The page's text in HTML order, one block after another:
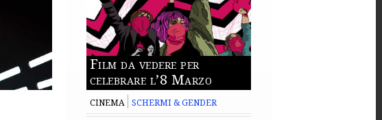
Film da vedere per
celebrare l’8 Marzo
CINEMA SCHERMI & GENDER